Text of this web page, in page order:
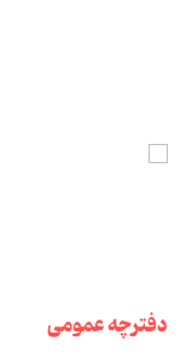
دفترچه عمومی